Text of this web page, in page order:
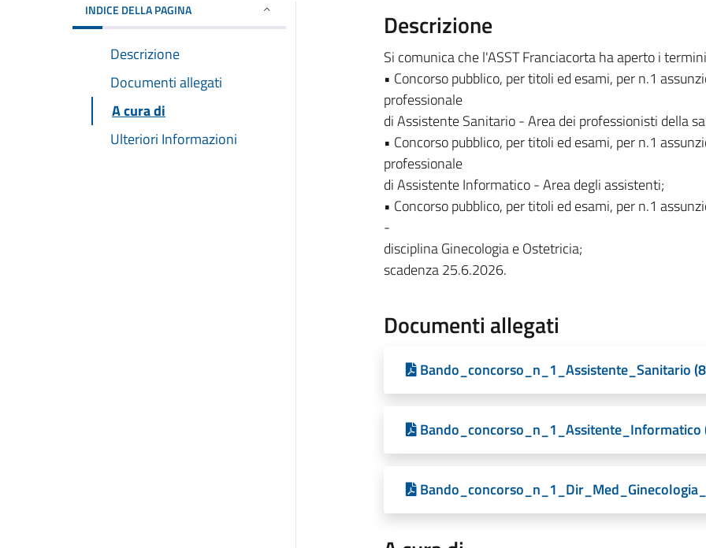
INDICE DELLA PAGINA
Descrizione
Documenti allegati
A cura di
Ulteriori Informazioni
Descrizione
Si comunica che l'ASST Franciacorta ha aperto i
• Concorso pubblico, per titoli ed esami, per n.1
professionale
di Assistente Sanitario - Area dei professionisti della
• Concorso pubblico, per titoli ed esami, per n.1
professionale
di Assistente Informatico - Area degli assistenti;
• Concorso pubblico, per titoli ed esami, per n.1
-
disciplina Ginecologia e Ostetricia;
scadenza 25.6.2026.
Documenti allegati
Bando_concorso_n_1_Assistente_Sanitario
Bando_concorso_n_1_Assitente_Informatico